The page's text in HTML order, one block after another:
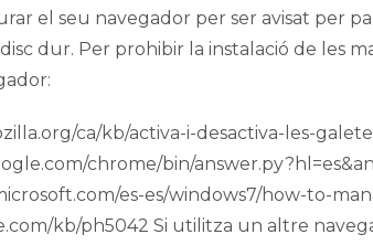
el seu navegador per ser avisat per
dur. Per prohibir la instalació de les
ca/kb/activa-i-desactiva-les-
chrome/bin/
es-es/windows7/how-to-
kb/ph5042 Si utilitza un altre